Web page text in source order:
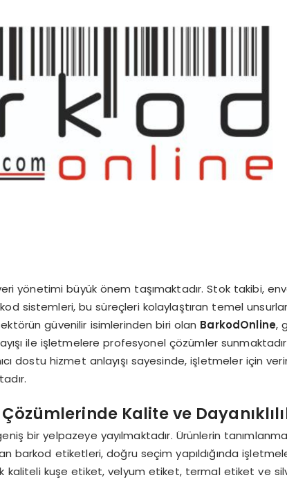
yönetimi büyük önem taşımaktadır. Stok takibi,
sistemleri, bu süreçleri kolaylaştıran temel unsurlar
güvenilir isimlerinden biri olan BarkodOnline,
ile işletmelere profesyonel çözümler
dostu hizmet anlayışı sayesinde, işletmeler için
Kalite ve
bir yelpazeye yayılmaktadır. Ürünlerin
barkod etiketleri, doğru seçim yapıldığında
kaliteli kuşe etiket, velyum etiket, termal etiket ve